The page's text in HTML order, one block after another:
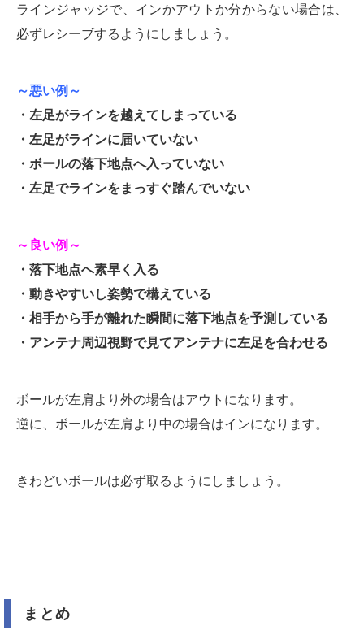
ラインジャッジで、インかアウトか分からない場合は、
必ずレシーブするようにしましょう。
～悪い例～
・左足がラインを越えてしまっている
・左足がラインに届いていない
・ボールの落下地点へ入っていない
・左足でラインをまっすぐ踏んでいない
～良い例～
・落下地点へ素早く入る
・動きやすいし姿勢で構えている
・相手から手が離れた瞬間に落下地点を予測している
・アンテナ周辺視野で見てアンテナに左足を合わせる
ボールが左肩より外の場合はアウトになります。
逆に、ボールが左肩より中の場合はインになります。
きわどいボールは必ず取るようにしましょう。
まとめ